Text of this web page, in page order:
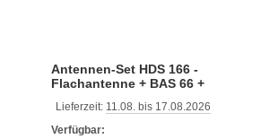
Antennen-Set HDS 166 -
Flachantenne + BAS 66 +
Lieferzeit: 11.08. bis 17.08.2026
Verfügbar: